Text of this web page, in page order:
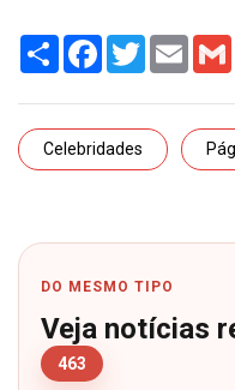
Share Facebook
TwitterEmail
Celebridades
DO MESMO TIPO
Veja notícias
463